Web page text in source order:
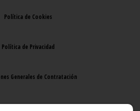
Política de Cookies
Política de Privacidad
Generales de Contratación
Aviso Legal